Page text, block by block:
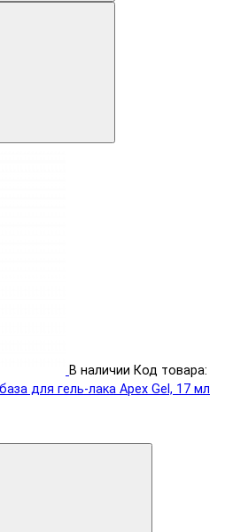
В наличии Код товара:
для гель-лака Apex Gel, 17 мл